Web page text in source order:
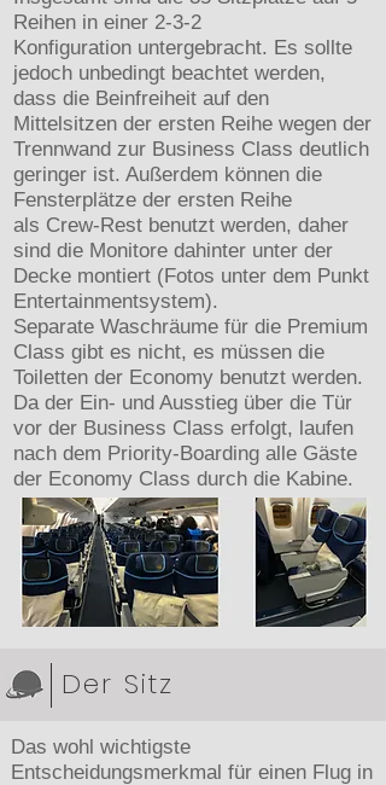
Reihen in einer 2-3-2
Konfiguration untergebracht. Es sollte
jedoch unbedingt beachtet werden,
dass die Beinfreiheit auf den
Mittelsitzen der ersten Reihe wegen der
Trennwand zur Business Class deutlich
geringer ist. Außerdem können die
Fensterplätze der ersten Reihe
als Crew-Rest benutzt werden, daher
sind die Monitore dahinter unter der
Decke montiert (Fotos unter dem Punkt
Entertainmentsystem).
Separate Waschräume für die Premium
Class gibt es nicht, es müssen die
Toiletten der Economy benutzt werden.
Da der Ein- und Ausstieg über die Tür
vor der Business Class erfolgt, laufen
nach dem Priority-Boarding alle Gäste
der Economy Class durch die Kabine.
Der Sitz
Das wohl wichtigste
Entscheidungsmerkmal für einen Flug in